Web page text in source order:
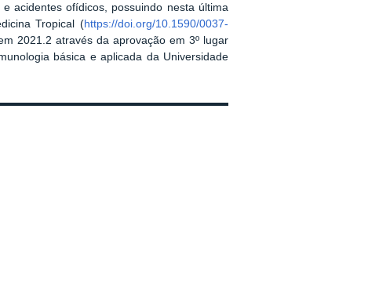
acidentes ofídicos, possuindo nesta última
Tropical (https://doi.org/10.1590/0037-
2021.2 através da aprovação em 3º lugar
básica e aplicada da Universidade